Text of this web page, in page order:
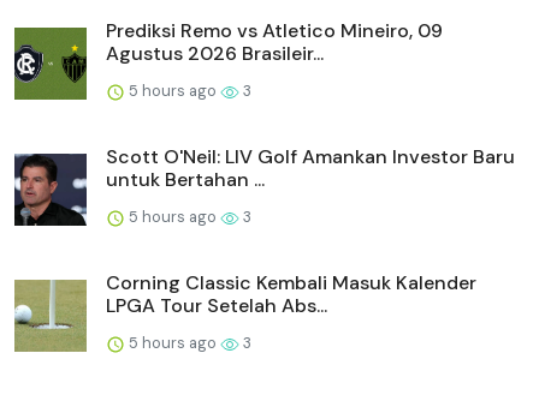
Prediksi Remo vs Atletico Mineiro, 09
Agustus 2026 Brasileir...
5 hours ago 3
Scott O'Neil: LIV Golf Amankan Investor Baru
untuk Bertahan ...
5 hours ago 3
Corning Classic Kembali Masuk Kalender
LPGA Tour Setelah Abs...
5 hours ago 3